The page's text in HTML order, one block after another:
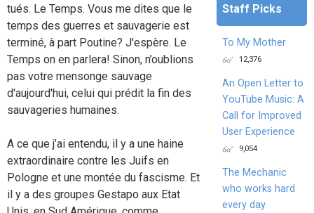
tués. Le Temps. Vous me dites que le
temps des guerres et sauvagerie est
terminé, à part Poutine? J'espère. Le
Temps on en parlera! Sinon, n’oublions
pas votre mensonge sauvage
d'aujourd'hui, celui qui prédit la fin des
sauvageries humaines.
A ce que j’ai entendu, il y a une haine
extraordinaire contre les Juifs en
Pologne et une montée du fascisme. Et
il y a des groupes Gestapo aux Etat
Staff Picks
To My Mother
12,376
An Open Letter to
YouTube Music: A
Call for Improved
User Experience
9,054
The Mechanic
who works hard
every day